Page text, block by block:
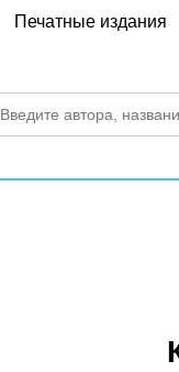
Печатные издания